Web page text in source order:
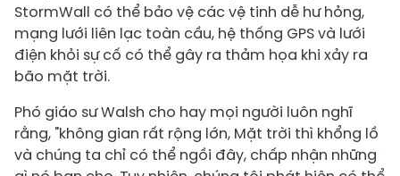
StormWall có thể bảo vệ các vệ tinh dễ hư hỏng,
mạng lưới liên lạc toàn cầu, hệ thống GPS và lưới
điện khỏi sự cố có thể gây ra thảm họa khi xảy ra
bão mặt trời.
Phó giáo sư Walsh cho hay mọi người luôn nghĩ
rằng, "không gian rất rộng lớn, Mặt trời thì khổng lồ
và chúng ta chỉ có thể ngồi đây, chấp nhận những